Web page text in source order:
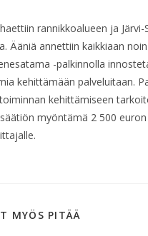
rannikkoalueen ja Järvi-
Ääniä annettiin kaikkiaan
-palkinnolla
kehittämään palveluitaan.
kehittämiseen
myöntämä 2 500
MYÖS PITÄÄ